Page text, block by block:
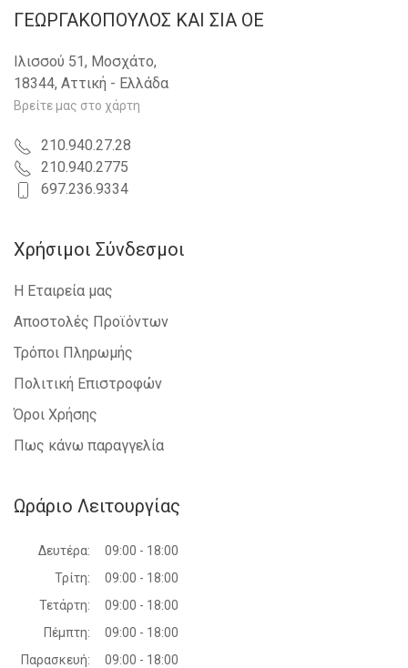
ΓΕΩΡΓΑΚΟΠΟΥΛΟΣ KAI ΣΙΑ OE
Ιλισσού 51, Μοσχάτο,
18344, Αττική - Ελλάδα
Βρείτε μας στο χάρτη
210.940.27.28
210.940.2775
697.236.9334
Χρήσιμοι Σύνδεσμοι
Η Εταιρεία μας
Αποστολές Προϊόντων
Τρόποι Πληρωμής
Πολιτική Επιστροφών
Όροι Χρήσης
Πως κάνω παραγγελία
Ωράριο Λειτουργίας
Δευτέρα:
09:00 - 18:00
Τρίτη:
09:00 - 18:00
Τετάρτη:
09:00 - 18:00
Πέμπτη:
09:00 - 18:00
Παρασκευή:
09:00 - 18:00